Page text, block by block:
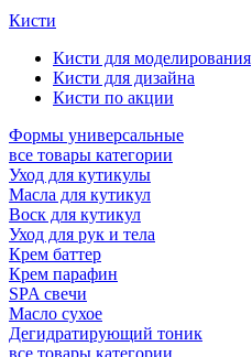
Кисти
Кисти для моделирования
Кисти для дизайна
Кисти по акции
Формы универсальные
все товары категории
Уход для кутикулы
Масла для кутикул
Воск для кутикул
Уход для рук и тела
Крем баттер
Крем парафин
SPA свечи
Масло сухое
Дегидратирующий тоник
все товары категории